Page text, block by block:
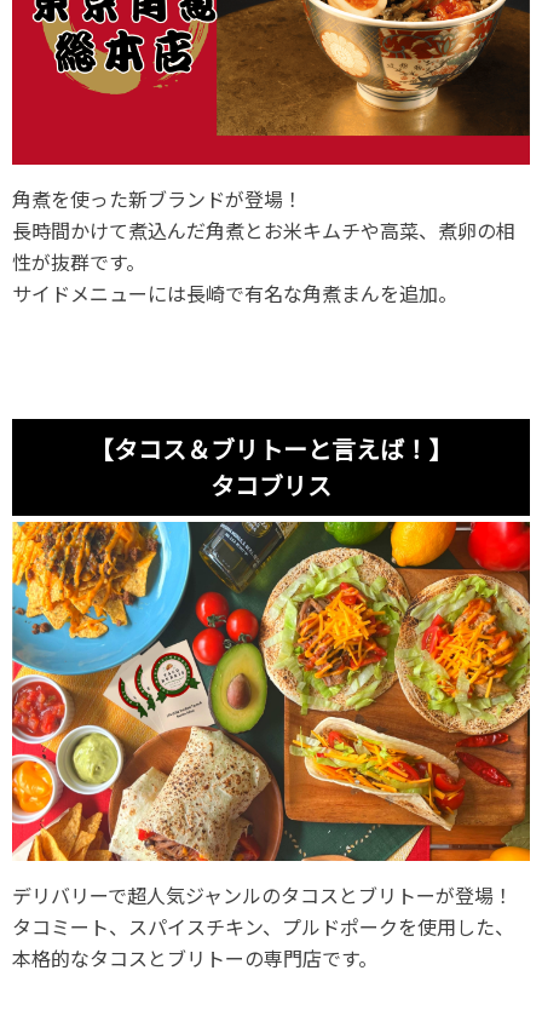
角煮を使った新ブランドが登場！
長時間かけて煮込んだ角煮とお米キムチや高菜、煮卵の相
性が抜群です。
サイドメニューには長崎で有名な角煮まんを追加。
【タコス＆ブリトーと言えば！】
タコブリス
デリバリーで超人気ジャンルのタコスとブリトーが登場！
タコミート、スパイスチキン、プルドポークを使用した、
本格的なタコスとブリトーの専門店です。